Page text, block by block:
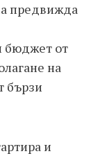
предвижда
бюджет от
на
бързи
и